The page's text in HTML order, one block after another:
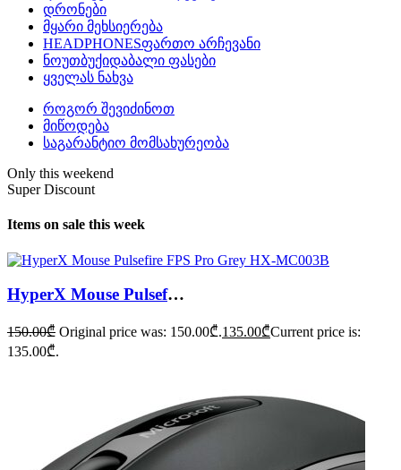
დრონები
მყარი მეხსიერება
HEADPHONESფართო არჩევანი
ნოუთბუქიდაბალი ფასები
ყველას ნახვა
როგორ შევიძინოთ
მიწოდება
საგარანტიო მომსახურეობა
Only this weekend
Super Discount
Items on sale this week
HyperX Mouse Pulsefire FPS Pro Grey HX-MC003B
150.00₾ Original price was: 150.00₾.135.00₾Current price is:
135.00₾.